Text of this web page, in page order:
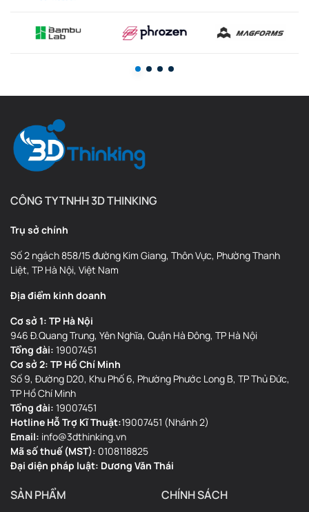
CÔNG TY TNHH 3D THINKING
Trụ sở chính
Số 2 ngách 858/15 đường Kim Giang, Thôn Vực, Phường Thanh
Liệt, TP Hà Nội, Việt Nam
Địa điểm kinh doanh
Cơ sở 1: TP Hà Nội
946 Đ.Quang Trung, Yên Nghĩa, Quận Hà Đông, TP Hà Nội
Tổng đài: 19007451
Cơ sở 2: TP Hồ Chí Minh
Số 9, Đường D20, Khu Phố 6, Phường Phước Long B, TP Thủ Đức,
TP Hồ Chí Minh
Tổng đài: 19007451
Hotline Hỗ Trợ Kĩ Thuật:19007451 (Nhánh 2)
Email: info@3dthinking.vn
Mã số thuế (MST): 0108118825
Đại diện pháp luật: Dương Văn Thái
SẢN PHẨM CHÍNH SÁCH